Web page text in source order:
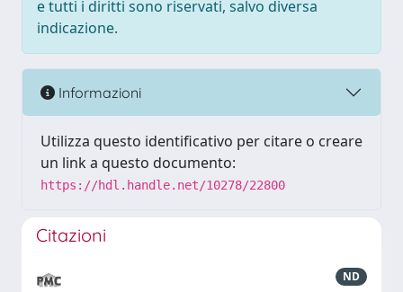
e tutti i diritti sono riservati, salvo diversa
indicazione.
Informazioni
Utilizza questo identificativo per citare o creare
un link a questo documento:
https://hdl.handle.net/10278/22800
Citazioni
ND